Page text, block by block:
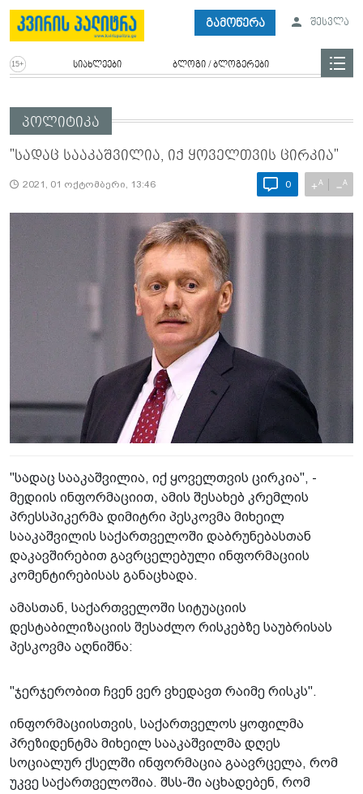
გამოწერა შესვლა
სიახლეები ბლოგი / ბლოგერები
პოლიტიკა
"სადაც სააკაშვილია, იქ ყოველთვის ცირკია"
2021, 01 ოქტომბერი, 13:46 0 +A −A
"სადაც სააკაშვილია, იქ ყოველთვის ცირკია", -
მედიის ინფორმაციით, ამის შესახებ კრემლის
პრესსპიკერმა დიმიტრი პესკოვმა მიხეილ
სააკაშვილის საქართველოში დაბრუნებასთან
დაკავშირებით გავრცელებული ინფორმაციის
კომენტირებისას განაცხადა.
ამასთან, საქართველოში სიტუაციის
დესტაბილიზაციის შესაძლო რისკებზე საუბრისას
პესკოვმა აღნიშნა:
"ჯერჯერობით ჩვენ ვერ ვხედავთ რაიმე რისკს".
ინფორმაციისთვის, საქართველოს ყოფილმა
პრეზიდენტმა მიხეილ სააკაშვილმა დღეს
სოციალურ ქსელში ინფორმაცია გაავრცელა, რომ
უკვე საქართველოშია. შსს-ში აცხადებენ, რომ